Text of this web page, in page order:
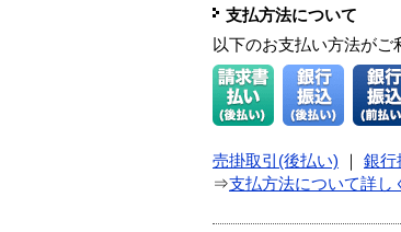
支払方法について
以下のお支払い方法がご
売掛取引(後払い) 銀行
⇒支払方法について詳し